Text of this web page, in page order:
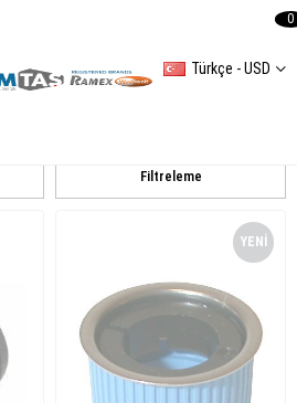
Türkçe - USD
0
Filtreleme
YENI